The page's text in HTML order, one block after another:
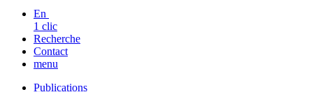
En
1 clic
Recherche
Contact
menu
Publications